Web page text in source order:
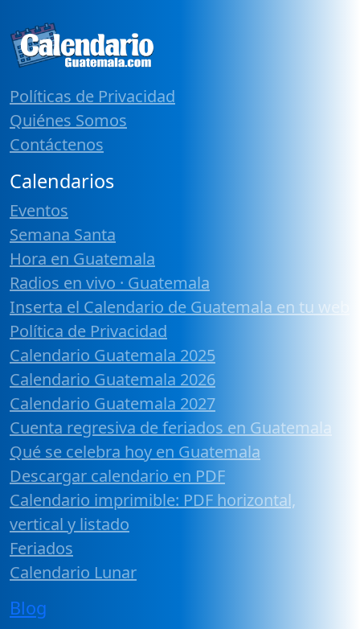
Políticas de Privacidad
Quiénes Somos
Contáctenos
Calendarios
Eventos
Semana Santa
Hora en Guatemala
Radios en vivo · Guatemala
Inserta el Calendario de Guatemala en tu web
Política de Privacidad
Calendario Guatemala 2025
Calendario Guatemala 2026
Calendario Guatemala 2027
Cuenta regresiva de feriados en Guatemala
Qué se celebra hoy en Guatemala
Descargar calendario en PDF
Calendario imprimible: PDF horizontal,
vertical y listado
Feriados
Calendario Lunar
Blog